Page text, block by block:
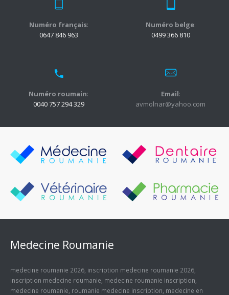
Numéro français:
0647 846 963
Numéro belge:
0499 366 810
Numéro roumain:
0040 757 294 329
Email:
avmolnar@yahoo.com
Medecine Roumanie
medecine roumanie 2026 inscription medecine roumanie 2026
inscription medecine roumanie medecine roumanie inscription
medecine roumanie roumanie medecine inscription medecine en